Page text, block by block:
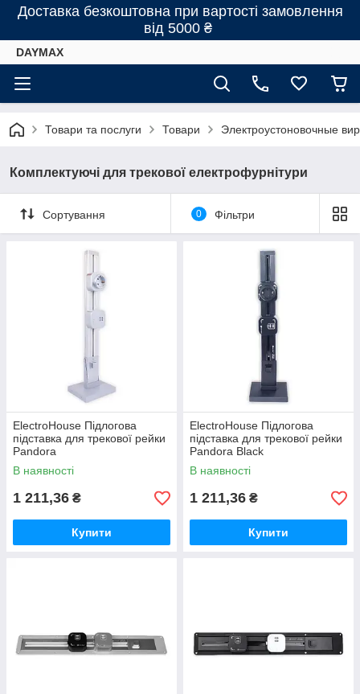
Доставка безкоштовна при вартості замовлення
від 5000 ₴
DAYMAX
Товари та послуги Товари Электроустоновочные
Комплектуючі для трекової електрофурнітури
Сортування 0 Фільтри
ElectroHouse Підлогова
підставка для трекової рейки
Pandora
В наявності
1 211,36 ₴
Купити
ElectroHouse Підлогова
підставка для трекової рейки
Pandora Black
В наявності
1 211,36 ₴
Купити